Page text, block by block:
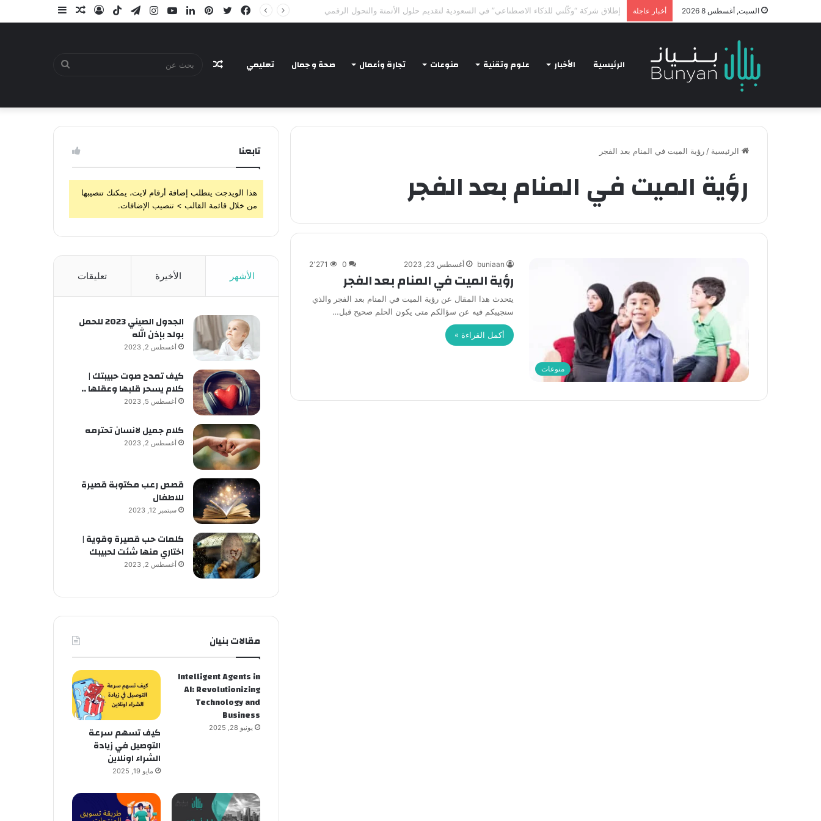
السبت, أغسطس 8 2026 أخبار عاجلة Intelligent Agents in AI: Revolutionizing Technology and Business
إضافةمقالتسجيل
‫TikTok تيلقرام
انستقراميوتيوبلينكدإن
بينتيريستتويتر
فيسبوك
الرئيسية الأخبار علوم وتقنية منوعات تجارة وأعمال صحة و جمال تعليمي بحث مقال
الرئيسية / رؤية الميت في المنام بعد الفجر
رؤية الميت في المنام بعد الفجر
منوعات
buniaan أغسطس 23, 2023 0 2٬271
رؤية الميت في المنام بعد الفجر
يتحدث هذا المقال عن رؤية الميت في المنام بعد الفجر والذي
سنجيبكم فيه عن سؤالكم متى يكون الحلم صحيح قبل…
أكمل القراءة »
تابعنا
هذا الويدجت يتطلب إضافة أرقام لايت، يمكنك تنصيبها
من خلال قائمة القالب > تنصيب الإضافات.
الأشهر الأخيرة تعليقات
الجدول الصيني 2023 للحمل
بولد بإذن الله
أغسطس 2, 2023
كيف تمدح صوت حبيبتك |
كلام يسحر قلبها وعقلها ..
أغسطس 5, 2023
كلام جميل لانسان تحترمه
أغسطس 2, 2023
قصص رعب مكتوبة قصيرة
للاطفال
سبتمبر 12, 2023
كلمات حب قصيرة وقوية |
اختاري منها شئت لحبيبك
أغسطس 2, 2023
مقالات بنيان
Intelligent Agents in
AI: Revolutionizing
Technology and
Business
يونيو 28, 2025
كيف تسهم سرعة
التوصيل في زيادة
الشراء اونلاين
مايو 19, 2025